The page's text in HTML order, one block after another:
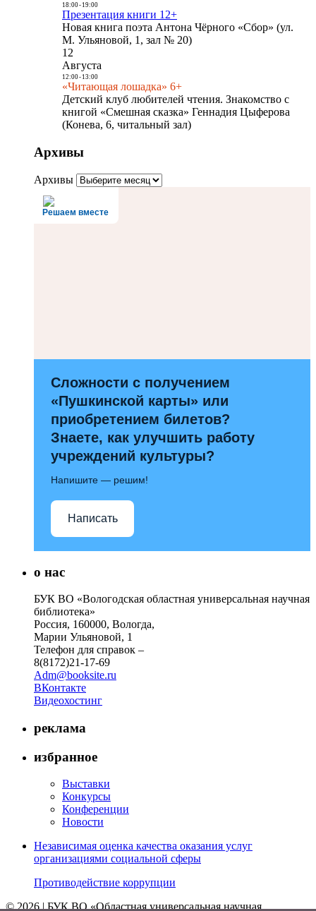
18:00- 19:00
Презентация книги 12+
Новая книга поэта Антона Чёрного «Сбор» (ул.
М. Ульяновой, 1, зал № 20)
12
Августа
12:00- 13:00
«Читающая лошадка» 6+
Детский клуб любителей чтения. Знакомство с
книгой «Смешная сказка» Геннадия Цыферова
(Конева, 6, читальный зал)
Архивы
Архивы
Решаем вместе
Сложности с получением
«Пушкинской карты» или
приобретением билетов?
Знаете, как улучшить работу
учреждений культуры?
Напишите — решим!
Написать
о нас
БУК ВО «Вологодская областная универсальная научная
библиотека»
Россия, 160000, Вологда,
Марии Ульяновой, 1
Телефон для справок –
8(8172)21-17-69
Adm@booksite.ru
ВКонтакте
Видеохостинг
реклама
избранное
Выставки
Конкурсы
Конференции
Новости
Независимая оценка качества оказания услуг
организациями социальной сферы
Противодействие коррупции
© 2026 | БУК ВО «Областная универсальная научная